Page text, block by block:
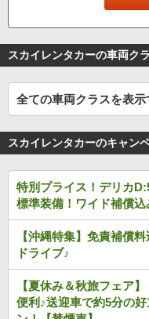
スカイレンタカーの車両ク
全ての車両クラスを表示
スカイレンタカーのキャン
特別プライス！デリカ
標準装備！ワイド補償込
【沖縄特集】免責補償
ドライブ♪
【夏休み＆秋旅フェア
便利♪送迎車で約5分の